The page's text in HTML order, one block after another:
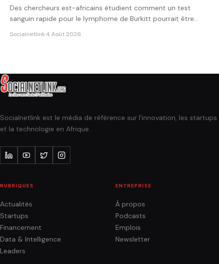
Des chercheurs est-africains étudient comment un test
sanguin rapide pour le lymphome de Burkitt pourrait être
Socialnetlink·4 Août 2026
Socialnetlink est le média de référence sur l'innovation, les startups
et la technologie en Afrique.
RUBRIQUES
Actualités
Startups
Financement
Data & Intelligence
Leaders
ENTREPRISE
À propos
Podcasts
Emplois
Newsletter